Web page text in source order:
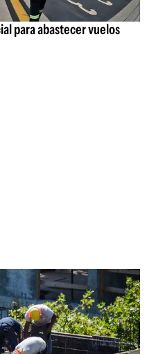
para abastecer vuelos